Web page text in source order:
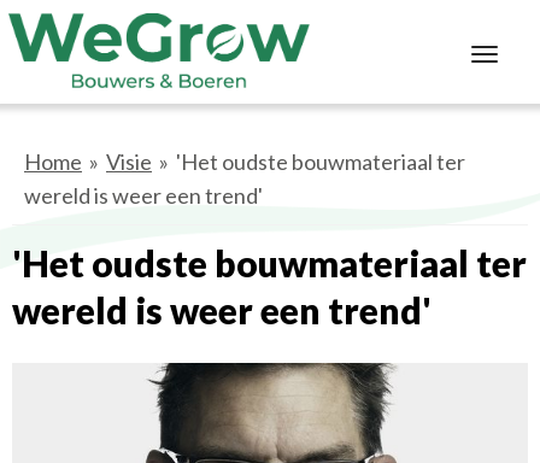
Home » Visie » 'Het oudste bouwmateriaal ter
wereld is weer een trend'
'Het oudste bouwmateriaal ter
wereld is weer een trend'